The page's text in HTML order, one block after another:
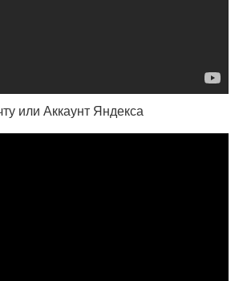
или Аккаунт Яндекса